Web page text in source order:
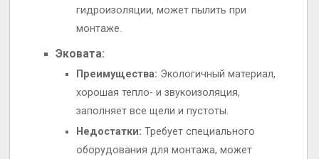
гидроизоляции, может пылить при
монтаже.
Эковата:
Преимущества: Экологичный материал,
хорошая тепло- и звукоизоляция,
заполняет все щели и пустоты.
Недостатки: Требует специального
оборудования для монтажа, может